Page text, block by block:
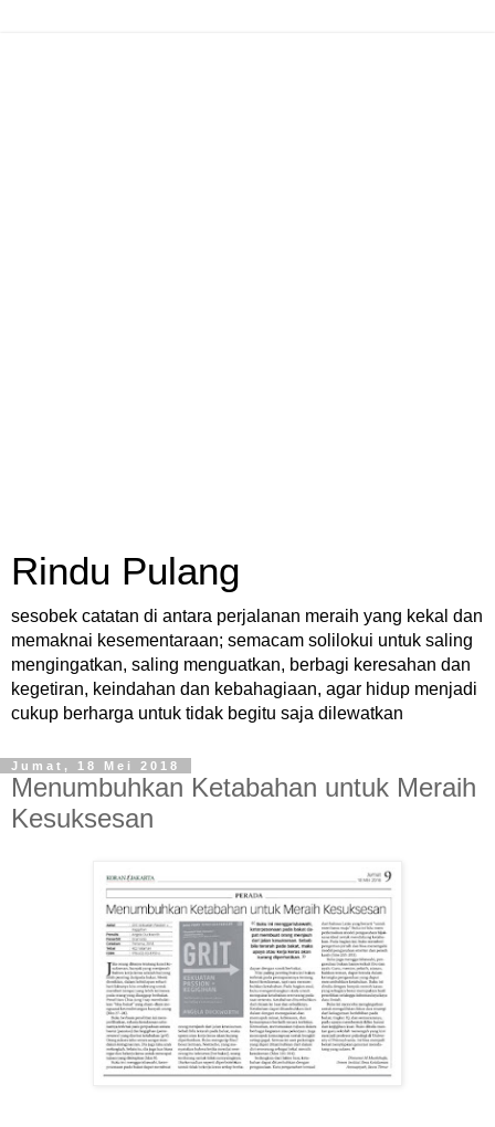
Rindu Pulang
sesobek catatan di antara perjalanan meraih yang kekal dan
memaknai kesementaraan; semacam solilokui untuk saling
mengingatkan, saling menguatkan, berbagi keresahan dan
kegetiran, keindahan dan kebahagiaan, agar hidup menjadi
cukup berharga untuk tidak begitu saja dilewatkan
Jumat, 18 Mei 2018
Menumbuhkan Ketabahan untuk Meraih
Kesuksesan